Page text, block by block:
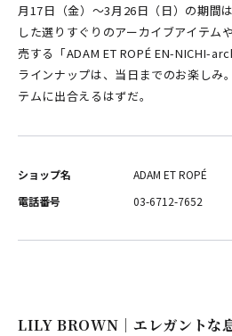
月17日（金）～3月26日（日）の期間
した選りすぐりのアーカイブアイテム
売する「ADAM ET ROPÉ EN-NICHI-
ラインナップは、当日までのお楽しみ
テムに出合えるはずだ。
ショップ名
ADAM ET ROPÉ
電話番号
03-6712-7652
LILY BROWN｜エレガントな